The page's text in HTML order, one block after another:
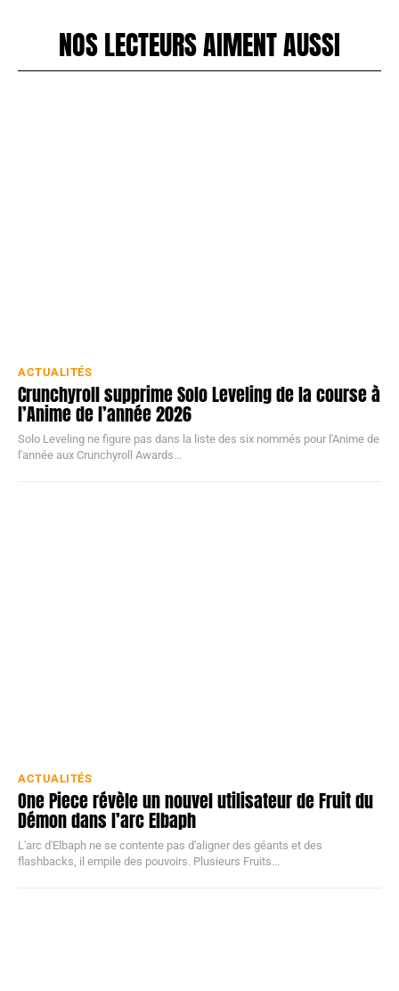
NOS LECTEURS AIMENT AUSSI
ACTUALITÉS
Crunchyroll supprime Solo Leveling de la course à
l’Anime de l’année 2026
Solo Leveling ne figure pas dans la liste des six nommés pour l'Anime de
l'année aux Crunchyroll Awards...
ACTUALITÉS
One Piece révèle un nouvel utilisateur de Fruit du
Démon dans l’arc Elbaph
L'arc d'Elbaph ne se contente pas d'aligner des géants et des
flashbacks, il empile des pouvoirs. Plusieurs Fruits...